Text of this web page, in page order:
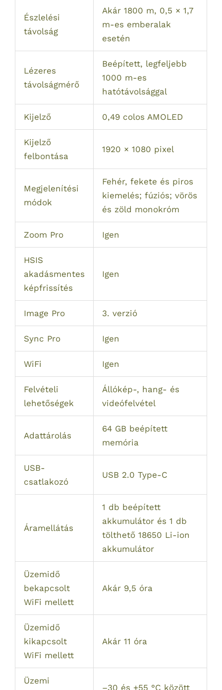
Észlelési
távolság
Akár 1800 m, 0,5 × 1,7
m-es emberalak
esetén
Lézeres
távolságmérő
Beépített, legfeljebb
1000 m-es
hatótávolsággal
Kijelző 0,49 colos AMOLED
Kijelző
felbontása
1920 × 1080 pixel
Megjelenítési
módok
Fehér, fekete és piros
kiemelés; fúziós; vörös
és zöld monokróm
Zoom Pro Igen
HSIS
akadásmentes
képfrissítés
Igen
Image Pro 3. verzió
Sync Pro Igen
WiFi Igen
Felvételi
lehetőségek
Állókép-, hang- és
videófelvétel
Adattárolás
64 GB beépített
memória
USB-
csatlakozó
USB 2.0 Type-C
Áramellátás
1 db beépített
akkumulátor és 1 db
tölthető 18650 Li-ion
akkumulátor
Üzemidő
bekapcsolt
WiFi mellett
Akár 9,5 óra
Üzemidő
kikapcsolt
WiFi mellett
Akár 11 óra
Üzemi
–30 és +55 °C között